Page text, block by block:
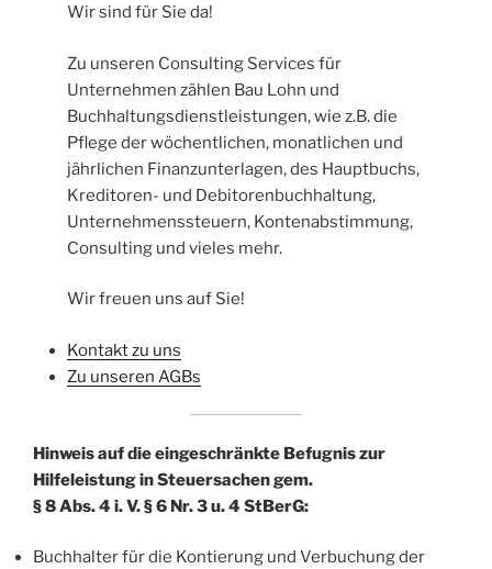
Wir sind für Sie da!
Zu unseren Consulting Services für
Unternehmen zählen Bau Lohn und
Buchhaltungsdienstleistungen, wie z.B. die
Pflege der wöchentlichen, monatlichen und
jährlichen Finanzunterlagen, des Hauptbuchs,
Kreditoren- und Debitorenbuchhaltung,
Unternehmenssteuern, Kontenabstimmung,
Consulting und vieles mehr.
Wir freuen uns auf Sie!
Kontakt zu uns
Zu unseren AGBs
Hinweis auf die eingeschränkte Befugnis zur
Hilfeleistung in Steuersachen gem.
§ 8 Abs. 4 i. V. § 6 Nr. 3 u. 4 StBerG:
Buchhalter für die Kontierung und Verbuchung der